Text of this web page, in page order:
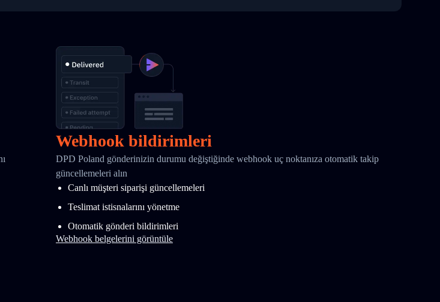
Webhook bildirimleri
DPD Poland gönderinizin durumu değiştiğinde webhook uç noktanıza otomatik takip
güncellemeleri alın
Canlı müşteri siparişi güncellemeleri
Teslimat istisnalarını yönetme
Otomatik gönderi bildirimleri
Webhook belgelerini görüntüle